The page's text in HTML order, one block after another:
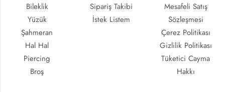
Bileklik
Yüzük
Şahmeran
Hal Hal
Piercing
Broş
Sipariş Takibi
İstek Listem
Mesafeli Satış
Sözleşmesi
Çerez Politikası
Gizlilik Politikası
Tüketici Cayma
Hakkı